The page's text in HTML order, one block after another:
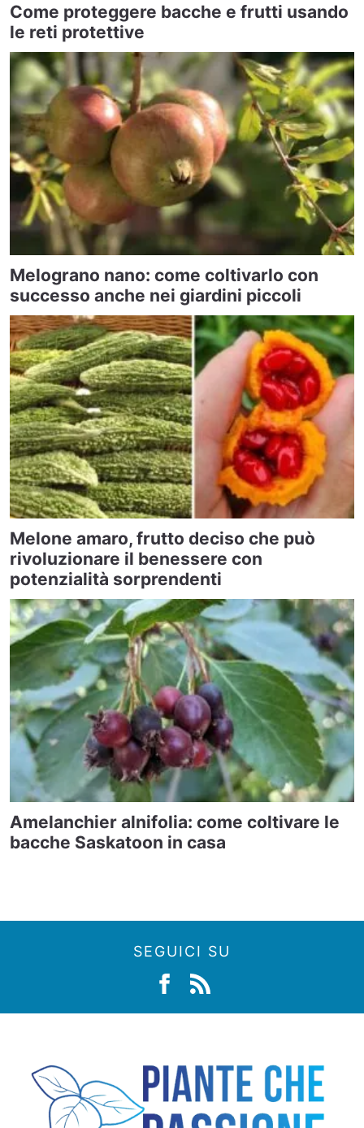
Come proteggere bacche e frutti usando
le reti protettive
Melograno nano: come coltivarlo con
successo anche nei giardini piccoli
Melone amaro, frutto deciso che può
rivoluzionare il benessere con
potenzialità sorprendenti
Amelanchier alnifolia: come coltivare le
bacche Saskatoon in casa
SEGUICI SU